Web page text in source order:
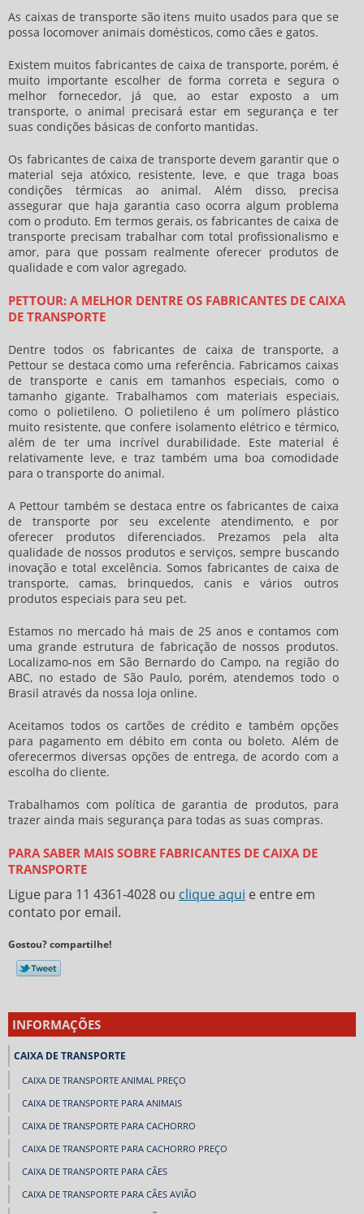
As caixas de transporte são itens muito usados para que se
possa locomover animais domésticos, como cães e gatos.
Existem muitos fabricantes de caixa de transporte, porém, é
muito importante escolher de forma correta e segura o
melhor fornecedor, já que, ao estar exposto a um
transporte, o animal precisará estar em segurança e ter
suas condições básicas de conforto mantidas.
Os fabricantes de caixa de transporte devem garantir que o
material seja atóxico, resistente, leve, e que traga boas
condições térmicas ao animal. Além disso, precisa
assegurar que haja garantia caso ocorra algum problema
com o produto. Em termos gerais, osfabricantes de caixa de
transporte precisam trabalhar com total profissionalismo e
amor, para que possam realmente oferecer produtos de
qualidade e com valor agregado.
PETTOUR: A MELHOR DENTRE OS FABRICANTES DE CAIXA
DE TRANSPORTE
Dentre todos os fabricantes de caixa de transporte, a
Pettour se destaca como uma referência. Fabricamos caixas
de transporte e canis em tamanhos especiais, como o
tamanho gigante. Trabalhamos com materiais especiais,
como o polietileno. O polietileno é um polímero plástico
muito resistente, que confere isolamento elétrico e térmico,
além de ter uma incrível durabilidade. Este material é
relativamente leve, e traz também uma boa comodidade
para o transporte do animal.
A Pettour também se destaca entre osfabricantes de caixa
de transporte por seu excelente atendimento, e por
oferecer produtos diferenciados. Prezamos pela alta
qualidade de nossos produtos e serviços, sempre buscando
inovação e total excelência. Somos fabricantes de caixa de
transporte, camas, brinquedos, canis e vários outros
produtos especiais para seu pet.
Estamos no mercado há mais de 25 anos e contamos com
uma grande estrutura de fabricação de nossos produtos.
Localizamo-nos em São Bernardo do Campo, na região do
ABC, no estado de São Paulo, porém, atendemos todo o
Brasil através da nossa loja online.
Aceitamos todos os cartões de crédito e também opções
para pagamento em débito em conta ou boleto. Além de
oferecermos diversas opções de entrega, de acordo com a
escolha do cliente.
Trabalhamos com política de garantia de produtos, para
trazer ainda mais segurança para todas as suas compras.
PARA SABER MAIS SOBRE FABRICANTES DE CAIXA DE
TRANSPORTE
Ligue para 11 4361-4028 ou clique aqui e entre em
contato por email.
Gostou? compartilhe!
INFORMAÇÕES
CAIXA DE TRANSPORTE
CAIXA DE TRANSPORTE ANIMAL PREÇO
CAIXA DE TRANSPORTE PARA ANIMAIS
CAIXA DE TRANSPORTE PARA CACHORRO
CAIXA DE TRANSPORTE PARA CACHORRO PREÇO
CAIXA DE TRANSPORTE PARA CÃES
CAIXA DE TRANSPORTE PARA CÃES AVIÃO